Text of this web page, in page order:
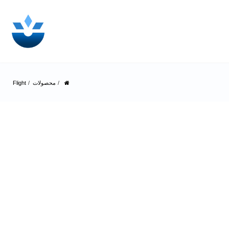
محصولات Flight